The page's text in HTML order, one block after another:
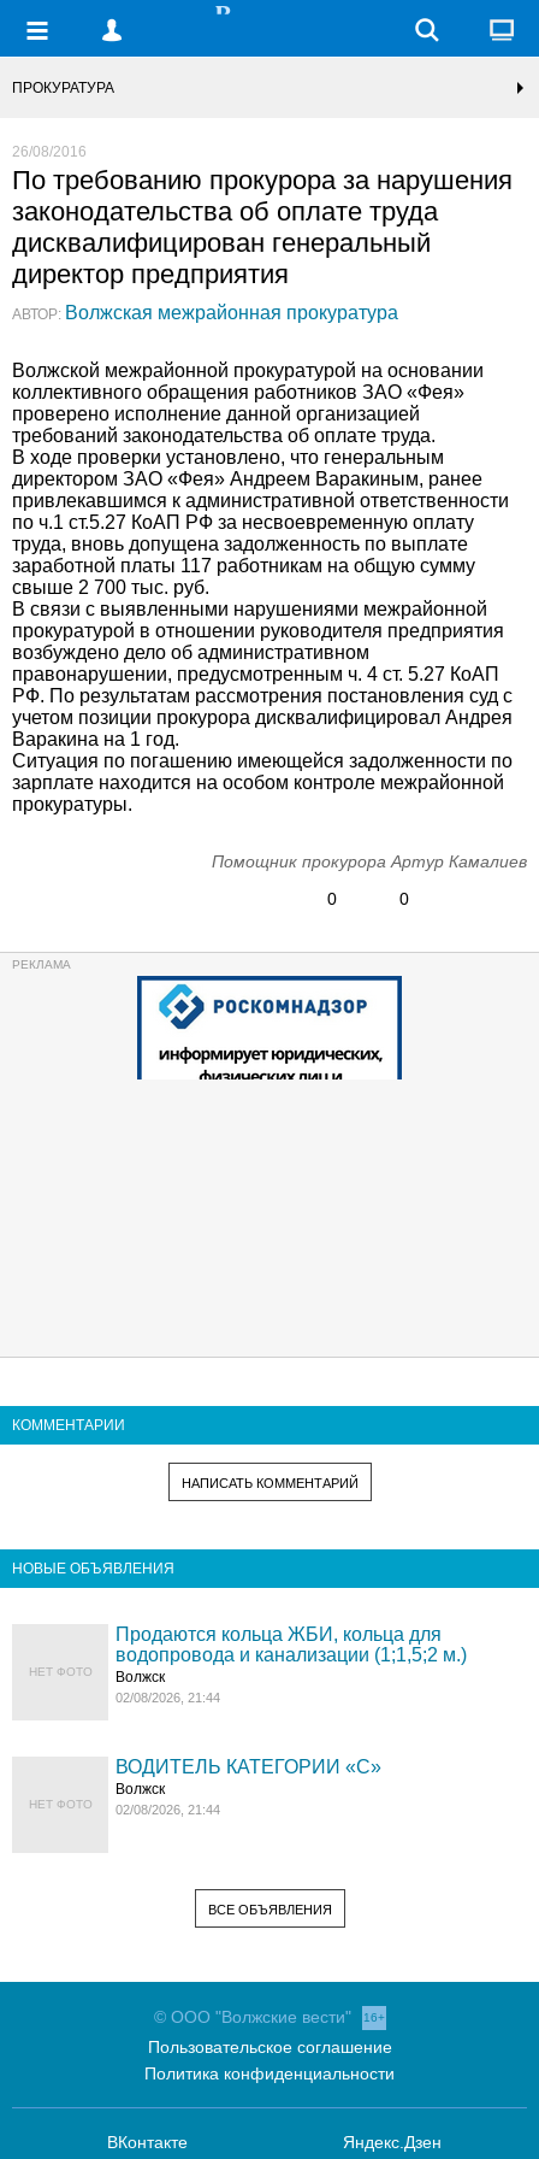
ПРОКУРАТУРА
26/08/2016
По требованию прокурора за нарушения
законодательства об оплате труда
дисквалифицирован генеральный
директор предприятия
АВТОР: Волжская межрайонная прокуратура
Волжской межрайонной прокуратурой на основании
коллективного обращения работников ЗАО «Фея»
проверено исполнение данной организацией
требований законодательства об оплате труда.
В ходе проверки установлено, что генеральным
директором ЗАО «Фея» Андреем Варакиным, ранее
привлекавшимся к административной ответственности
по ч.1 ст.5.27 КоАП РФ за несвоевременную оплату
труда, вновь допущена задолженность по выплате
заработной платы 117 работникам на общую сумму
свыше 2 700 тыс. руб.
В связи с выявленными нарушениями межрайонной
прокуратурой в отношении руководителя предприятия
возбуждено дело об административном
правонарушении, предусмотренным ч. 4 ст. 5.27 КоАП
РФ. По результатам рассмотрения постановления суд с
учетом позиции прокурора дисквалифицировал Андрея
Варакина на 1 год.
Ситуация по погашению имеющейся задолженности по
зарплате находится на особом контроле межрайонной
прокуратуры.
Помощник прокурора Артур Камалиев
0
0
КОММЕНТАРИИ
НАПИСАТЬ КОММЕНТАРИЙ
НОВЫЕ ОБЪЯВЛЕНИЯ
НЕТ ФОТО
Продаются кольца ЖБИ, кольца для
водопровода и канализации (1;1,5;2 м.)
Волжск
02/08/2026, 21:44
НЕТ ФОТО
ВОДИТЕЛЬ КАТЕГОРИИ «C»
Волжск
02/08/2026, 21:44
ВСЕ ОБЪЯВЛЕНИЯ
© ООО "Волжские вести" 16+
Пользовательское соглашение
Политика конфиденциальности
ВКонтакте Яндекс.Дзен